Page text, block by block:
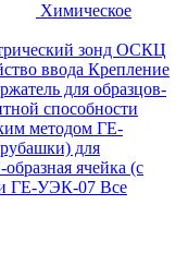
Химическое
зонд ОСКЦ
ввода Крепление
для образцов-
способности
методом ГЕ-
для
образная ячейка (с
ГЕ-УЭК-07 Все